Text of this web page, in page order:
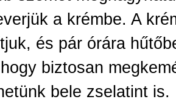
a krémbe. A
és pár órára
biztosan
bele zselatint is.